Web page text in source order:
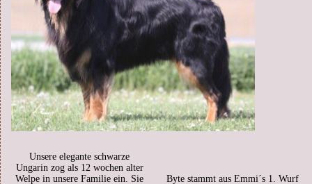
Unsere elegante schwarze
Ungarin zog als 12 wochen alter
Welpe in unsere Familie ein. Sie
Byte stammt aus Emmi´s 1. Wurf